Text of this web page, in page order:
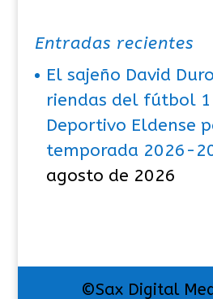
Entradas recientes
El sajeño David
riendas del fútbol
Deportivo Eldense
temporada 2026-
agosto de 2026
©Sax Digital